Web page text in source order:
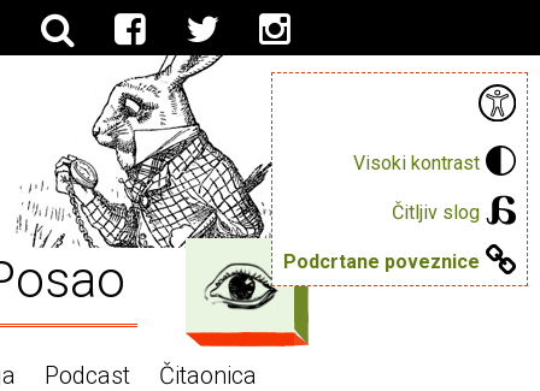
Visoki kontrast
Čitljiv slog
Podcrtane poveznice
Podcast Čitaonica